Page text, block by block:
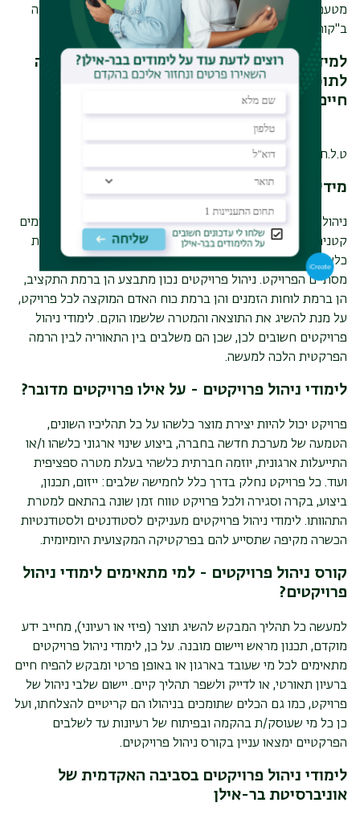
מטעם לימודי תעודה באוניברסיטת בר-אילן על עמידה בהצלחה
ב"קורס להכשרת מנהל ובקר פרויקטים"
למידע נוסף על לימודי ניהול פרויקטים ולהרשמה
לתוכנית קורס ניהול פרויקטים נא לשלוח קורות
חיים למייל:shraga.lapides@biu.ac.il
ט.ל.ח
מידע כללי על תחום ניהול הפרויקטים
ניהול פרויקטים הינו תחום העוסק בתכנון, הפקה ובקרה על מיזמים
קטנים או גדולים אשר מתארגנים על מנת להשיג תוצאה ייחודית
כלשהי, בין אם מוצר, שירות וכד'. עם השגת התוצאה הסופית
מסתיים הפרויקט. ניהול פרויקטים נכון מתבצע הן ברמת התקציב,
הן ברמת לוחות הזמנים והן ברמת כוח האדם המוקצה לכל פרויקט,
על מנת להשיג את התוצאה והמטרה שלשמו הוקם. לימודי ניהול
פרויקטים חשובים לכן, שכן הם משלבים בין התאוריה לבין הרמה
הפרקטית הלכה למעשה.
לימודי ניהול פרויקטים - על אילו פרויקטים מדובר?
פרויקט יכול להיות יצירת מוצר כלשהו על כל תהליכיו השונים,
הטמעה של מערכת חדשה בחברה, ביצוע שינוי ארגוני כלשהו ו/או
התייעלות ארגונית, יוזמה חברתית כלשהי בעלת מטרה ספציפית
ועוד. כל פרויקט נחלק בדרך כלל לחמישה שלבים: ייזום, תכנון,
ביצוע, בקרה וסגירה ולכל פרויקט טווח זמן שונה בהתאם למטרת
התהוותו. לימודי ניהול פרויקטים מעניקים לסטודנטים ולסטודנטיות
הכשרה מקיפה שתסייע להם בפרקטיקה המקצועית היומיומית.
קורס ניהול פרויקטים - למי מתאימים לימודי ניהול
פרויקטים?
למעשה כל תהליך המבקש להשיג תוצר (פיזי או רעיוני), מחייב ידע
מוקדם, תכנון מראש ויישום מובנה. על כן, לימודי ניהול פרויקטים
מתאימים לכל מי שעובד בארגון או באופן פרטי ומבקש להפיח חיים
ברעיון תאורטי, או לדייק ולשפר תהליך קיים. יישום שלבי ניהול של
פרויקט, כמו גם הכלים שתומכים בניהולו הם קריטיים להצלחתו, ועל
כן כל מי שעוסק/ת בהקמה ובפיתוח של רעיונות עד לשלבים
הפרקטיים ימצאו עניין בקורס ניהול פרויקטים.
לימודי ניהול פרויקטים בסביבה האקדמית של
אוניברסיטת בר-אילן